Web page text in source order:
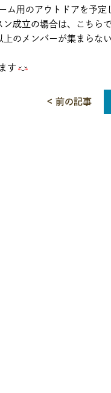
ム用のアウトドアを予定
ン成立の場合は、こちら
上のメンバーが集まら
す
< 前の記事